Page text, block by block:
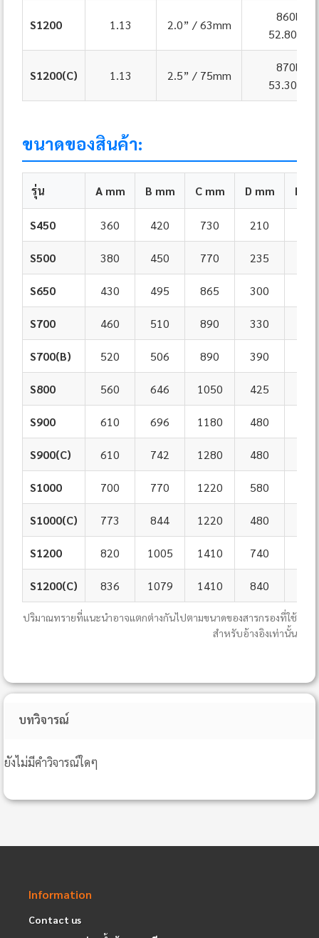
S1200 1.13 2.0” / 63mm
860lpm
52.80m³/
S1200(C) 1.13 2.5” / 75mm
870lpm
53.30m³/
ขนาดของสินค้า:
รุ่น A mm B mm C mm D mm E
S450 360 420 730 210
S500 380 450 770 235
S650 430 495 865 300
S700 460 510 890 330
S700(B) 520 506 890 390
S800 560 646 1050 425
S900 610 696 1180 480
S900(C) 610 742 1280 480
S1000 700 770 1220 580
S1000(C) 773 844 1220 480
S1200 820 1005 1410 740
S1200(C) 836 1079 1410 840
ปริมาณทรายที่แนะนำอาจแตกต่างกันไปตามขนาดของสารกรองที่ใช้
สำหรับอ้างอิงเท่านั้น
บทวิจารณ์
ยังไม่มีคำวิจารณ์ใดๆ
Information
Contact us